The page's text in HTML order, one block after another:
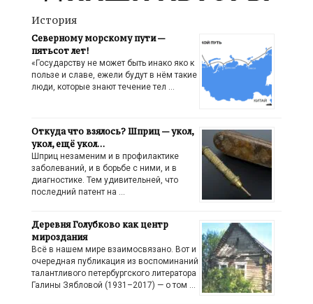
История
Северному морскому пути —
пятьсот лет!
«Государству не может быть инако яко к
пользе и славе, ежели будут в нём такие
люди, которые знают течение тел …
Откуда что взялось? Шприц — укол,
укол, ещё укол…
Шприц незаменим и в профилактике
заболеваний, и в борьбе с ними, и в
диагностике. Тем удивительней, что
последний патент на …
Деревня Голубково как центр
мироздания
Всё в нашем мире взаимосвязано. Вот и
очередная публикация из воспоминаний
талантливого петербургского литератора
Галины Зябловой (1931–2017) — о том …